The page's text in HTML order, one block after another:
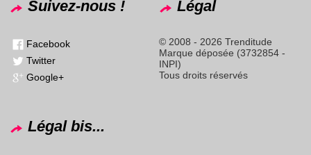
Suivez-nous !
Facebook
Twitter
Google+
Légal
© 2008 - 2026 Trenditude
Marque déposée (3732854 -
INPI)
Tous droits réservés
Légal bis...